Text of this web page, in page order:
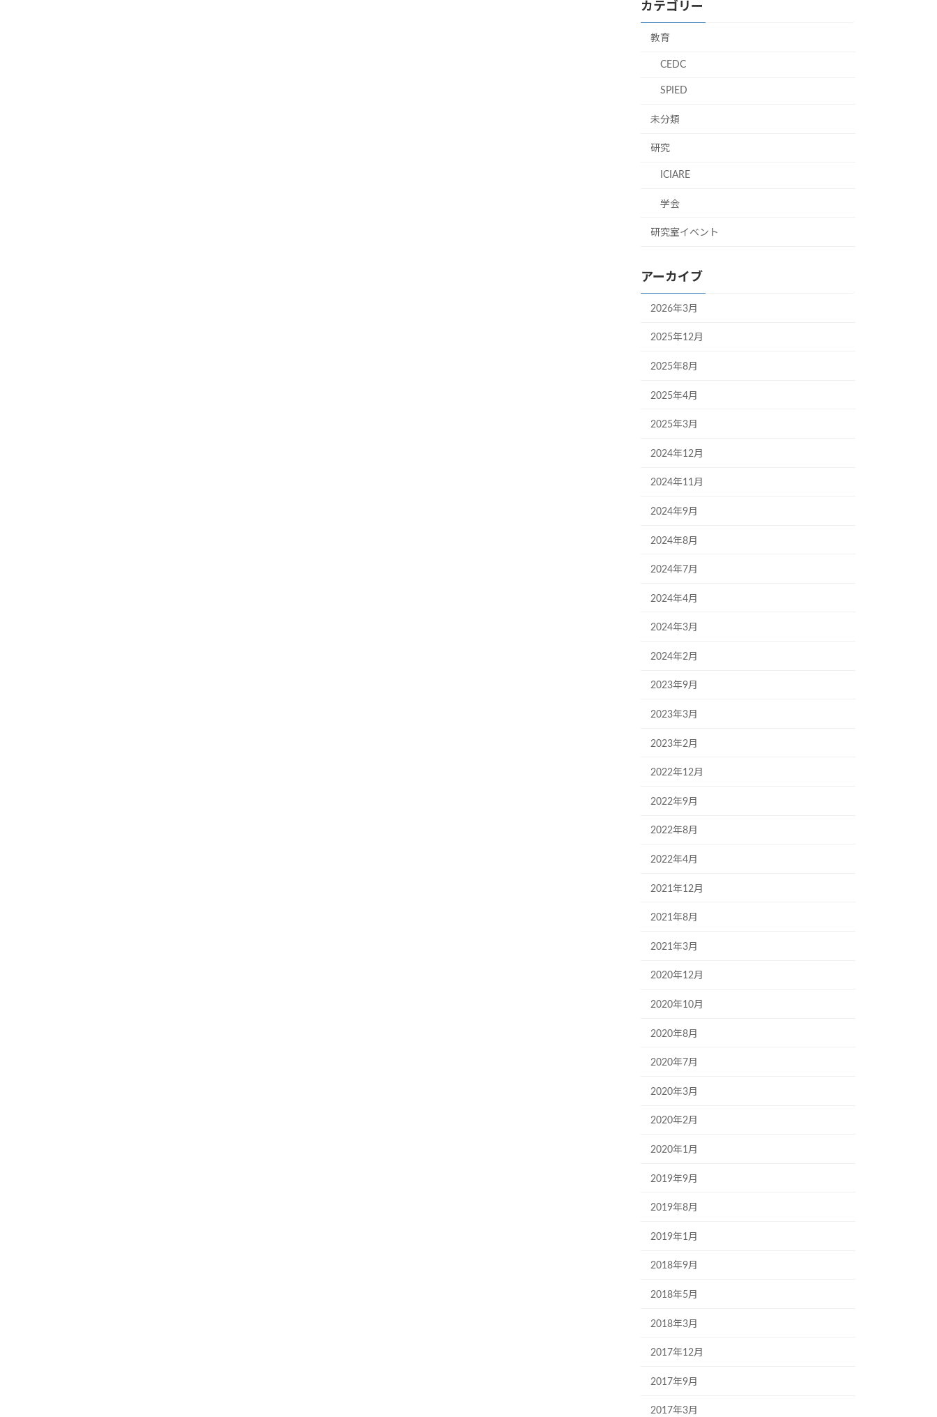
カテゴリー
教育
CEDC
SPIED
未分類
研究
ICIARE
学会
研究室イベント
アーカイブ
2026年3月
2025年12月
2025年8月
2025年4月
2025年3月
2024年12月
2024年11月
2024年9月
2024年8月
2024年7月
2024年4月
2024年3月
2024年2月
2023年9月
2023年3月
2023年2月
2022年12月
2022年9月
2022年8月
2022年4月
2021年12月
2021年8月
2021年3月
2020年12月
2020年10月
2020年8月
2020年7月
2020年3月
2020年2月
2020年1月
2019年9月
2019年8月
2019年1月
2018年9月
2018年5月
2018年3月
2017年12月
2017年9月
2017年3月